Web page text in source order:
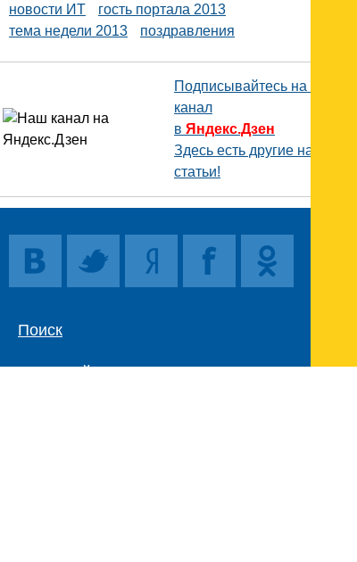
новости ИТ
гость портала 2013
тема недели 2013
поздравления
Подписывайтесь на наш
канал
в Яндекс.Дзен
Здесь есть другие наши
статьи!
Поиск
Карта сайта